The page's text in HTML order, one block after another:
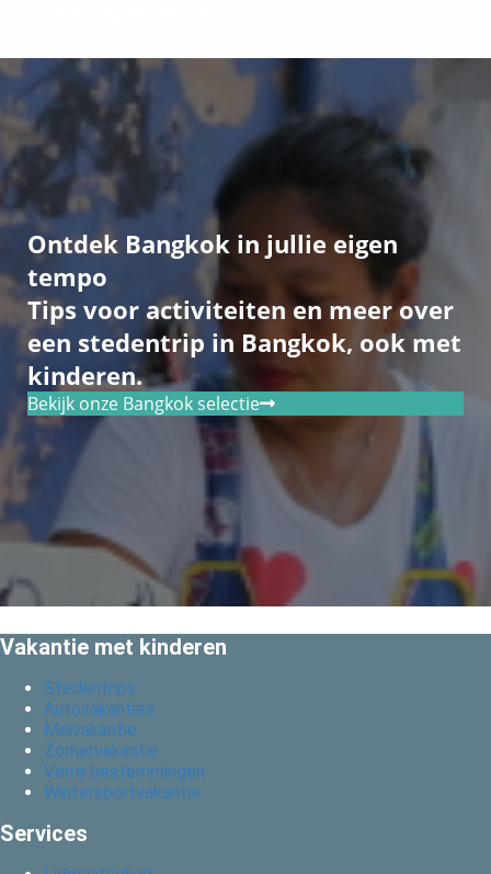
Ontdek Bangkok in jullie eigen
tempo
Tips voor activiteiten en meer over
een stedentrip in Bangkok, ook met
kinderen.
Bekijk onze Bangkok selectie
Vakantie met kinderen
Stedentrips
Autovakanties
Meivakantie
Zomervakantie
Verre bestemmingen
Wintersportvakantie
Services